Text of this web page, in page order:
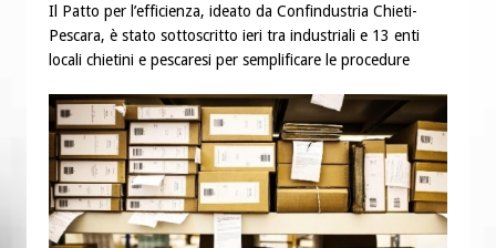
è buono, giusto e santo per la nostra
vita”
Il Patto per l’efficienza, ideato da Confindustria Chieti-
Pescara, è stato sottoscritto ieri tra industriali e 13 enti
locali chietini e pescaresi per semplificare le procedure